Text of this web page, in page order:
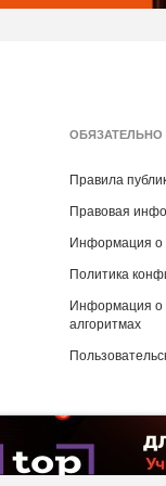
Правила
Правовая
Информация
Политика
Информация о
алгоритмах
Copyright ©2016